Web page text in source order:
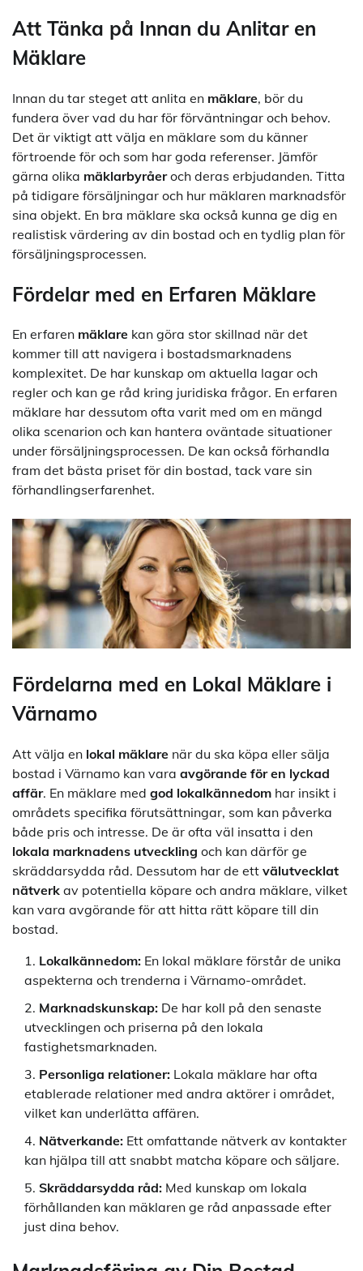
Att Tänka på Innan du Anlitar en
Mäklare
Innan du tar steget att anlita en mäklare, bör du
fundera över vad du har för förväntningar och behov.
Det är viktigt att välja en mäklare som du känner
förtroende för och som har goda referenser. Jämför
gärna olika mäklarbyråeroch deras erbjudanden. Titta
på tidigare försäljningar och hur mäklaren marknadsför
sina objekt. En bra mäklare ska också kunna ge dig en
realistisk värdering av din bostad och en tydlig plan för
försäljningsprocessen.
Fördelar med en Erfaren Mäklare
En erfaren mäklare kan göra stor skillnad när det
kommer till att navigera i bostadsmarknadens
komplexitet. De har kunskap om aktuella lagar och
regler och kan ge råd kring juridiska frågor. En erfaren
mäklare har dessutom ofta varit med om en mängd
olika scenarion och kan hantera oväntade situationer
under försäljningsprocessen. De kan också förhandla
fram det bästa priset för din bostad, tack vare sin
förhandlingserfarenhet.
Fördelarna med en Lokal Mäklare i
Värnamo
Att välja en lokal mäklare när du ska köpa eller sälja
bostad i Värnamo kan vara avgörande för en lyckad
affär. En mäklare med god lokalkännedom har insikt i
områdets specifika förutsättningar, som kan påverka
både pris och intresse. De är ofta väl insatta i den
lokala marknadens utveckling och kan därför ge
skräddarsydda råd. Dessutom har de ett välutvecklat
nätverk av potentiella köpare och andra mäklare, vilket
kan vara avgörande för att hitta rätt köpare till din
bostad.
Lokalkännedom: En lokal mäklare förstår de unika
aspekterna och trenderna i Värnamo-området.
Marknadskunskap: De har koll på den senaste
utvecklingen och priserna på den lokala
fastighetsmarknaden.
Personliga relationer: Lokala mäklare har ofta
etablerade relationer med andra aktörer i området,
vilket kan underlätta affären.
Nätverkande: Ett omfattande nätverk av kontakter
kan hjälpa till att snabbt matcha köpare och säljare.
Skräddarsydda råd: Med kunskap om lokala
förhållanden kan mäklaren ge råd anpassade efter
just dina behov.